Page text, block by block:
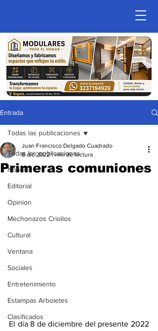
Entrada
Todas las publicaciones
Noticias
Editorial
Opinion
Mechonazos Criollos
Cultural
Ventana
Sociales
Entretenimiento
Estampas Arboletes
Clasificados
Todas las publicaciones
Primeras comuniones
Juan Francisco Delgado Cuadrado
8 dic 2022 1 min de lectura
El día 8 de diciembre del presente 2022